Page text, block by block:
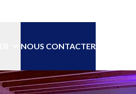
NOUS CONTACTER